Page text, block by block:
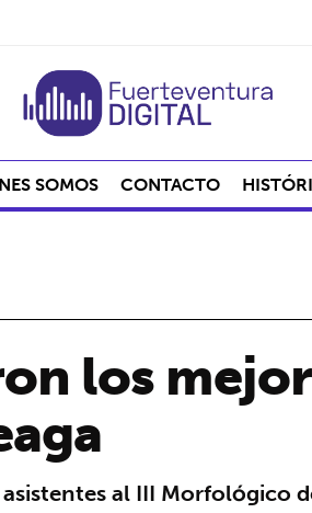
SOMOS CONTACTO
los
al III Morfológico